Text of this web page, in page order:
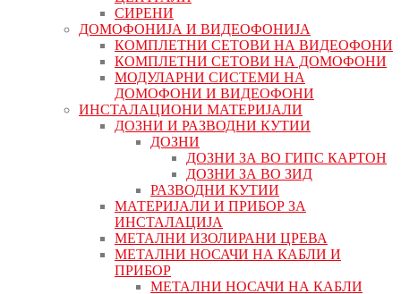
СИРЕНИ
ДОМОФОНИЈА И ВИДЕОФОНИЈА
КОМПЛЕТНИ СЕТОВИ НА ВИДЕОФОНИ
КОМПЛЕТНИ СЕТОВИ НА ДОМОФОНИ
МОДУЛАРНИ СИСТЕМИ НА
ДОМОФОНИ И ВИДЕОФОНИ
ИНСТАЛАЦИОНИ МАТЕРИЈАЛИ
ДОЗНИ И РАЗВОДНИ КУТИИ
ДОЗНИ
ДОЗНИ ЗА ВО ГИПС КАРТОН
ДОЗНИ ЗА ВО ЗИД
РАЗВОДНИ КУТИИ
МАТЕРИЈАЛИ И ПРИБОР ЗА
ИНСТАЛАЦИЈА
МЕТАЛНИ ИЗОЛИРАНИ ЦРЕВА
МЕТАЛНИ НОСАЧИ НА КАБЛИ И
ПРИБОР
МЕТАЛНИ НОСАЧИ НА КАБЛИ